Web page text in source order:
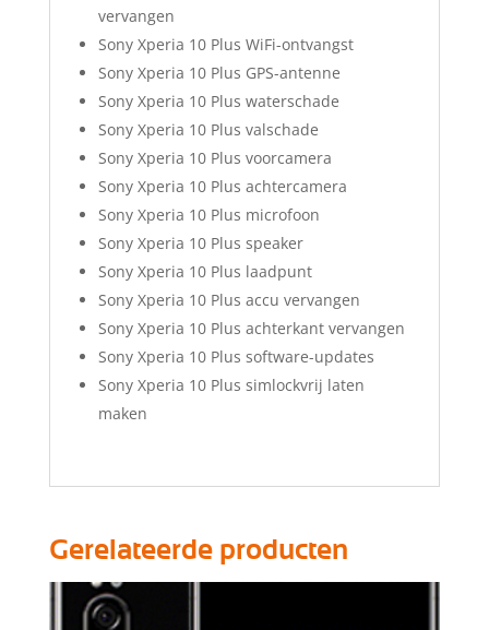
vervangen
Sony Xperia 10 Plus WiFi-ontvangst
Sony Xperia 10 Plus GPS-antenne
Sony Xperia 10 Plus waterschade
Sony Xperia 10 Plus valschade
Sony Xperia 10 Plus voorcamera
Sony Xperia 10 Plus achtercamera
Sony Xperia 10 Plus microfoon
Sony Xperia 10 Plus speaker
Sony Xperia 10 Plus laadpunt
Sony Xperia 10 Plus accu vervangen
Sony Xperia 10 Plus achterkant vervangen
Sony Xperia 10 Plus software-updates
Sony Xperia 10 Plus simlockvrij laten
maken
Gerelateerde producten